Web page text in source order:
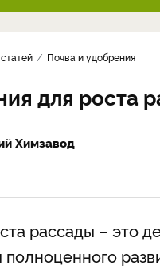
Почва и удобрения
для роста
Химзавод
рассады – это
полноценного